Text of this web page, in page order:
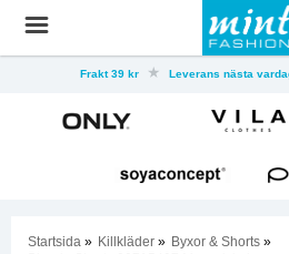
Frakt 39 kr Leverans nästa
Startsida » Killkläder » Byxor & Shorts »